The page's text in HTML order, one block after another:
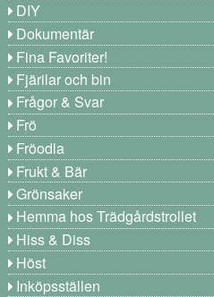
DIY
Dokumentär
Fina Favoriter!
Fjärilar och bin
Frågor & Svar
Frö
Fröodla
Frukt & Bär
Grönsaker
Hemma hos Trädgårdstrollet
Hiss & Diss
Höst
Inköpsställen